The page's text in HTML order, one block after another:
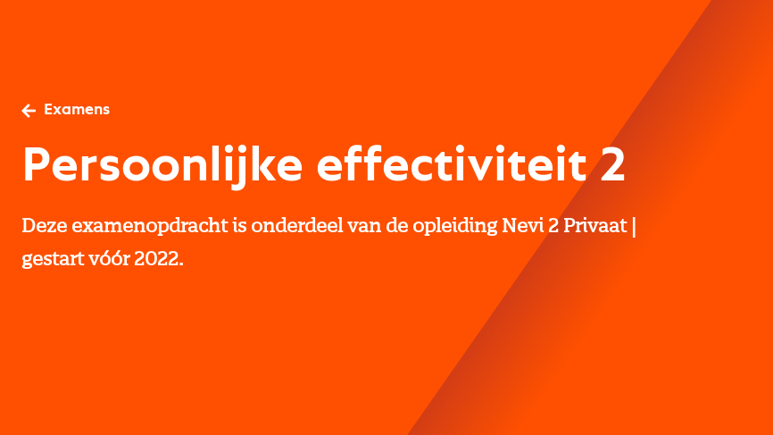
Examens
Persoonlijke effectiviteit 2
Deze examenopdracht is onderdeel van de opleiding Nevi 2 Privaat |
gestart vóór 2022.